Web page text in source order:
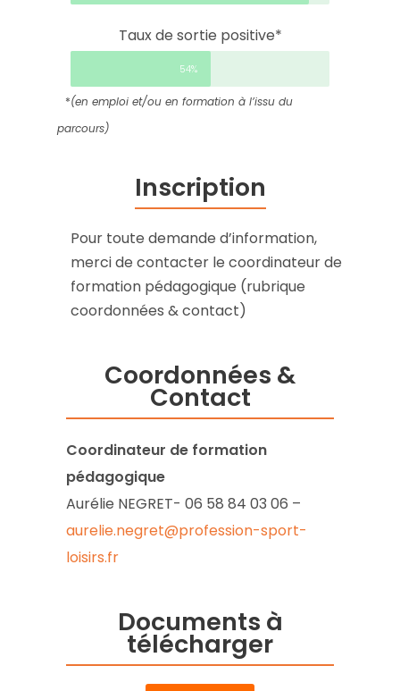
Taux de sortie positive*
54%
*(en emploi et/ou en formation à l’issu du
parcours)
Inscription
Pour toute demande d’information,
merci de contacter le coordinateur de
formation pédagogique (rubrique
coordonnées & contact)
Coordonnées &
Contact
Coordinateur de formation
pédagogique
Aurélie NEGRET- 06 58 84 03 06 –
aurelie.negret@profession-sport-
loisirs.fr
Documents à
télécharger